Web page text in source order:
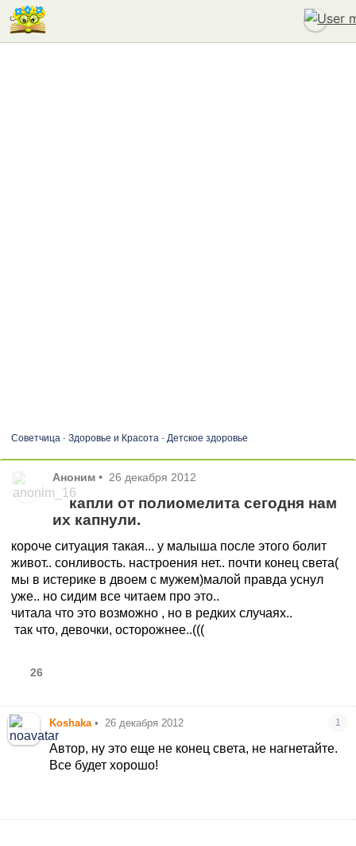
Советчица- Здоровье и Красота - Детское здоровье
Аноним • 26 декабря 2012
капли от полиомелита сегодня нам
их капнули.
короче ситуация такая... у малыша после этого болит
живот.. сонливость. настроения нет.. почти конец света(
мы в истерике в двоем с мужем)малой правда уснул
уже.. но сидим все читаем про это..
читала что это возможно , но в редких случаях..
так что, девочки, осторожнее..(((
26
Koshaka • 26 декабря 2012 1
Автор, ну это еще не конец света, не нагнетайте.
Все будет хорошо!